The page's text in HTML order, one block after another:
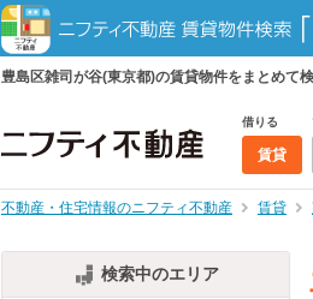
豊島区雑司が谷(東京都)の賃貸物件をまとめて
借りる
賃貸
不動産・住宅情報のニフティ不動産 賃貸
検索中のエリア